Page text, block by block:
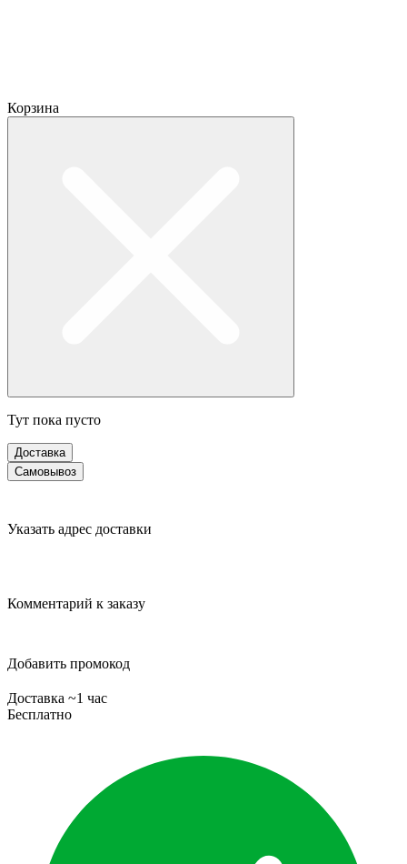
Корзина
Тут пока пусто
Доставка
Самовывоз
Указать адрес доставки
Комментарий к заказу
Добавить промокод
Доставка ~1 час
Бесплатно